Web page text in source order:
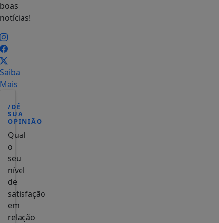
boas
notícias!
Saiba
Mais
/DÊ
SUA
OPINIÃO
Qual
o
seu
nível
de
satisfação
em
relação